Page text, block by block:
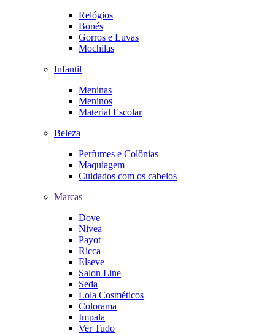
Relógios
Bonés
Gorros e Luvas
Mochilas
Infantil
Meninas
Meninos
Material Escolar
Beleza
Perfumes e Colônias
Maquiagem
Cuidados com os cabelos
Marcas
Dove
Nivea
Payot
Ricca
Elseve
Salon Line
Seda
Lola Cosméticos
Colorama
Impala
Ver Tudo